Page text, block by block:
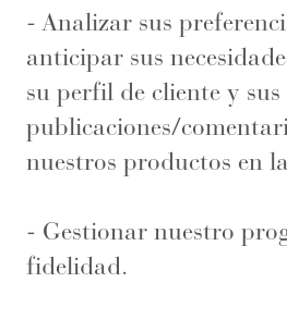
- Analizar sus
anticipar sus
su perfil de cliente y sus
publicaciones/
nuestros productos en
- Gestionar nuestro
fidelidad.